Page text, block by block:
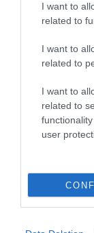
I want to
related to
I want to
related to
I want to
related to
user
Az ország
ágazat így az